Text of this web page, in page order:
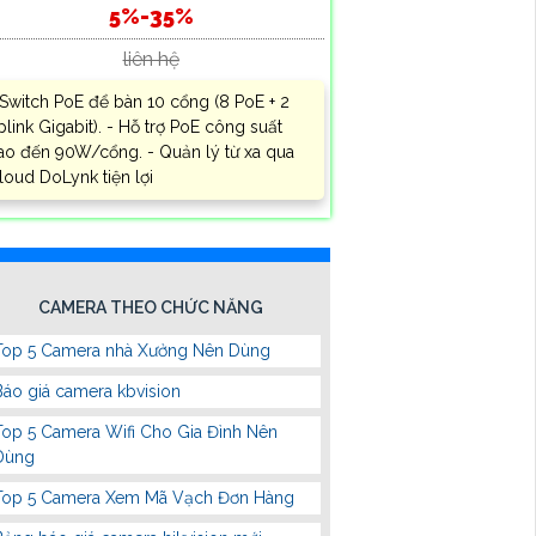
5%-35%
liên hệ
PoE để bàn 10 cổng (8 PoE + 2
Gigabit). - Hỗ trợ PoE công suất
đến 90W/cổng. - Quản lý từ xa qua
DoLynk tiện lợi
CAMERA THEO CHỨC NĂNG
5 Camera nhà Xưởng Nên Dùng
giá camera kbvision
5 Camera Wifi Cho Gia Đình Nên
5 Camera Xem Mã Vạch Đơn Hàng